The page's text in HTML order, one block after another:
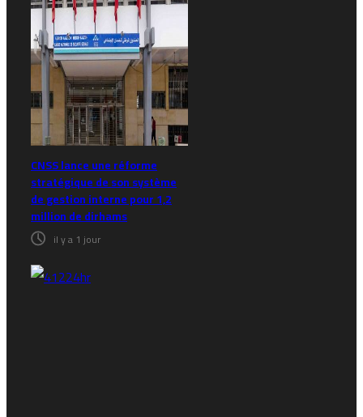
CNSS lance une réforme
stratégique de son système
de gestion interne pour 1,2
million de dirhams
il y a 1 jour